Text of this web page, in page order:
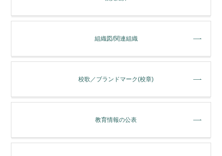
組織図/関連組織
校歌／ブランドマーク(校章)
教育情報の公表